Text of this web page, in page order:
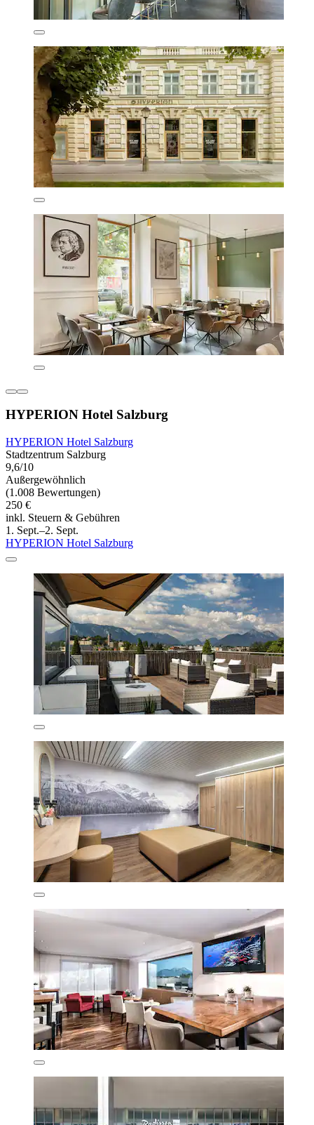
HYPERION Hotel Salzburg
HYPERION Hotel Salzburg
Stadtzentrum Salzburg
9,6/10
Außergewöhnlich
(1.008 Bewertungen)
250 €
inkl. Steuern & Gebühren
1. Sept.–2. Sept.
HYPERION Hotel Salzburg